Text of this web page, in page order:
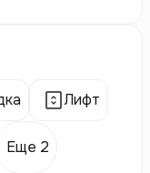
Лифт
Еще 2